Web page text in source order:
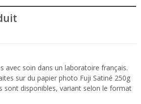
avec soin dans un laboratoire français.
sur du papier photo Fuji Satiné 250g
sont disponibles, variant selon le format